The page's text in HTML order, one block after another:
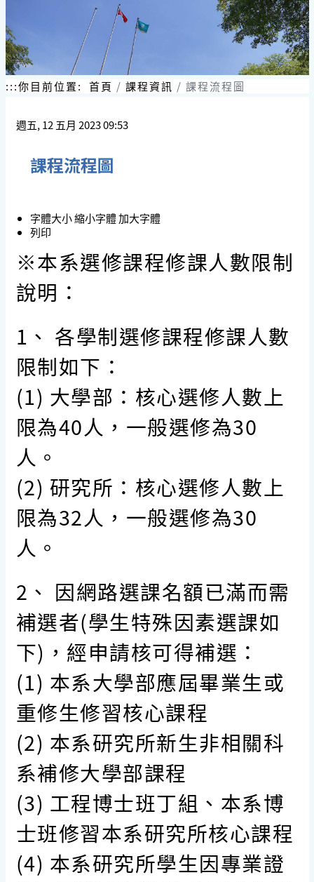
:::你目前位置: 首頁 課程資訊 課程流程圖
週五, 12 五月 2023 09:53
課程流程圖
字體大小縮小字體加大字體
列印
※本系選修課程修課人數限制
說明：
1、 各學制選修課程修課人數
限制如下：
(1) 大學部：核心選修人數上
限為40人，一般選修為30
人。
(2) 研究所：核心選修人數上
限為32人，一般選修為30
人。
2、 因網路選課名額已滿而需
補選者(學生特殊因素選課如
下)，經申請核可得補選：
(1) 本系大學部應屆畢業生或
重修生修習核心課程
(2) 本系研究所新生非相關科
系補修大學部課程
(3) 工程博士班丁組、本系博
士班修習本系研究所核心課程
(4) 本系研究所學生因專業證